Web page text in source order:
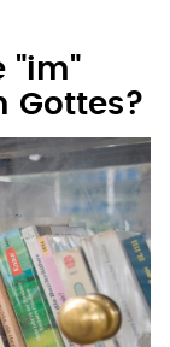
"im"
Gottes?